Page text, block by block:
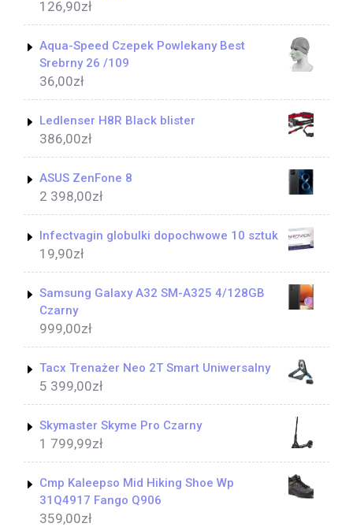
126,90zł
Aqua-Speed Czepek Powlekany Best
Srebrny 26 /109
36,00zł
Ledlenser H8R Black blister
386,00zł
ASUS ZenFone 8
2 398,00zł
Infectvagin globulki dopochwowe 10 sztuk
19,90zł
Samsung Galaxy A32 SM-A325 4/128GB
Czarny
999,00zł
Tacx Trenażer Neo 2T Smart Uniwersalny
5 399,00zł
Skymaster Skyme Pro Czarny
1 799,99zł
Cmp Kaleepso Mid Hiking Shoe Wp
31Q4917 Fango Q906
359,00zł